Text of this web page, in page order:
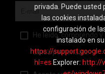
He leído, comprendo
datos personales.
privada. Puede usted
las cookies
configuración de
instalado en
https://
hl=es Explorer: http://